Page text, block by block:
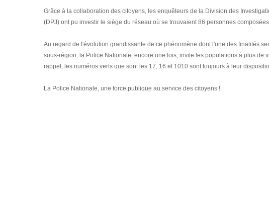
Grâce à la collaboration des citoyens, les enquêteurs de la Division des
(DPJ) ont pu investir le siège du réseau où se trouvaient 86 personnes
Au regard de l'évolution grandissante de ce phénomène dont l'une des finalités
sous-région, la Police Nationale, encore une fois, invite les populations à plus de
rappel, les numéros verts que sont les 17, 16 et 1010 sont toujours à leur
La Police Nationale, une force publique au service des citoyens !